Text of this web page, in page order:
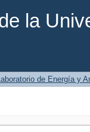
la
de Energía y